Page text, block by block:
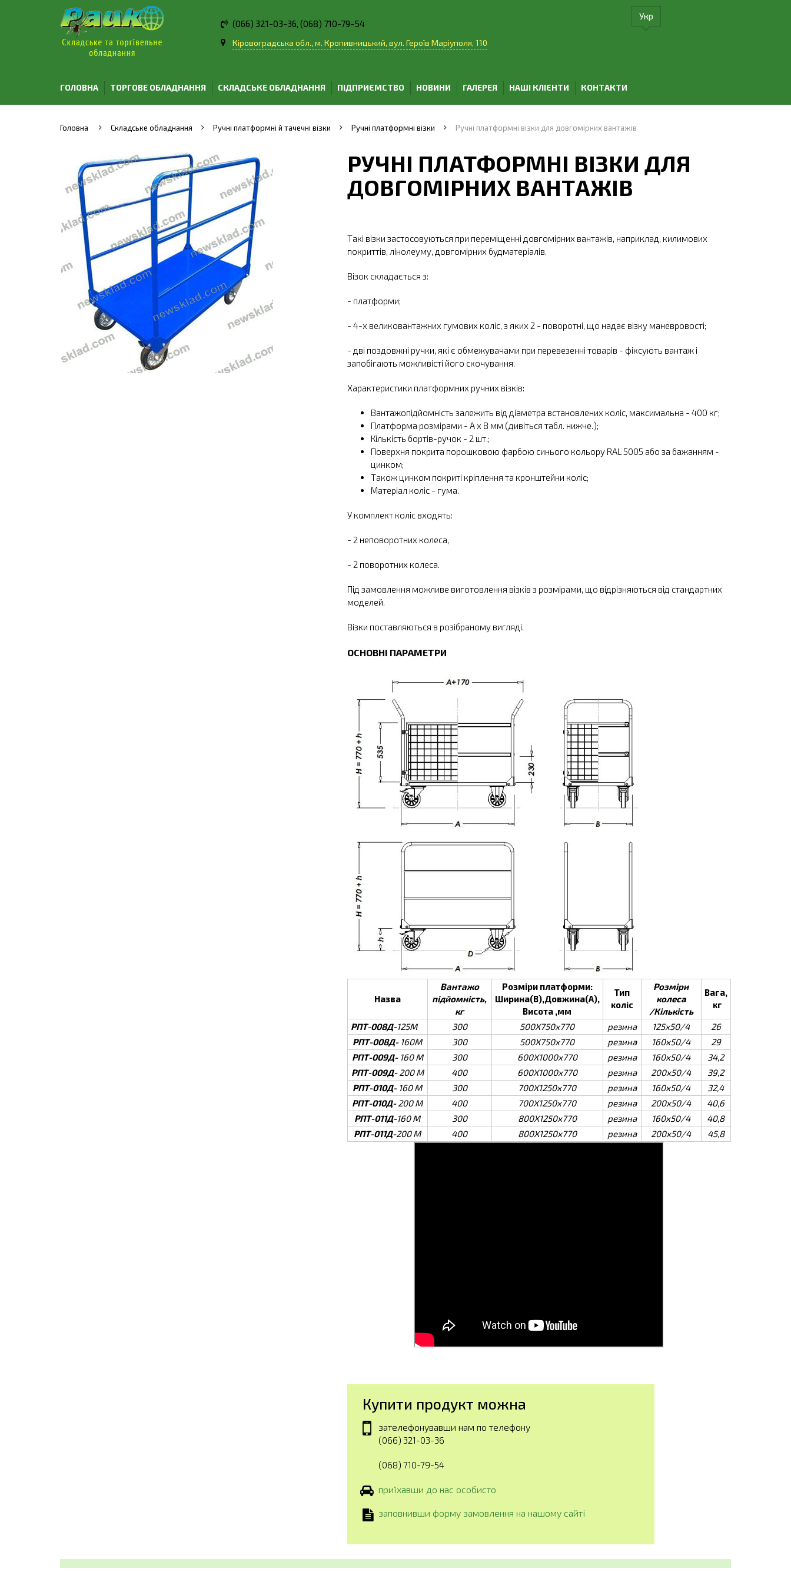
(066) 321-03-36, (068) 710-79-54
Кіровоградська обл., м. Кропивницький, вул. Героїв Маріуполя, 110
Укр
ГОЛОВНА ТОРГОВЕ ОБЛАДНАННЯ СКЛАДСЬКЕ ОБЛАДНАННЯ ПІДПРИЄМСТВО НОВИНИ ГАЛЕРЕЯ НАШІ КЛІЄНТИ КОНТАКТИ
Головна Складське обладнання Ручні платформні й тачечні візки Ручні платформні візки Ручні платформні візки для довгомірних вантажів
РУЧНІ ПЛАТФОРМНІ ВІЗКИ ДЛЯ
ДОВГОМІРНИХ ВАНТАЖІВ
Такі візки застосовуються при переміщенні довгомірних вантажів, наприклад, килимових
покриттів, лінолеуму, довгомірних будматеріалів.
Візок складається з:
- платформи;
- 4-х великовантажних гумових коліс, з яких 2 - поворотні, що надає візку маневровості;
- дві поздовжні ручки, які є обмежувачами при перевезенні товарів - фіксують вантаж і
запобігають можливісті його скочування.
Характеристики платформних ручних візків:
Вантажопідйомність залежить від діаметра встановлених коліс, максимальна - 400 кг;
Платформа розмірами - А х В мм (дивіться табл. нижче.);
Кількість бортів-ручок - 2 шт.;
Поверхня покрита порошковою фарбою синього кольору RAL 5005 або за бажанням -
цинком;
Також цинком покриті кріплення та кронштейни коліс;
Матеріал коліс - гума.
У комплект коліс входять:
- 2 неповоротних колеса,
- 2 поворотних колеса.
Під замовлення можливе виготовлення візків з розмірами, що відрізняються від стандартних
моделей.
Візки поставляються в розібраному вигляді.
ОСНОВНІ ПАРАМЕТРИ
Назва
Вантажо
підйомність,
кг
Розміри платформи:
Ширина(В),Довжина(А),
Висота ,мм
Тип
коліс
Розміри
колеса
/Кількість
Вага,
кг
РПТ-008Д-125М 300 500Х750х770 резина 125х50/4
26
РПТ-008Д-160М 300 500Х750х770 резина 160х50/4
29
РПТ-009Д-160 М 300 600Х1000х770 резина 160х50/4
34,2
РПТ-009Д-200 М 400 600Х1000х770 резина 200х50/4
39,2
РПТ-010Д-160 М 300 700Х1250х770 резина 160х50/4
32,4
РПТ-010Д-200 М 400 700Х1250х770 резина 200х50/4
40,6
РПТ-011Д-160 М 300 800Х1250х770 резина 160х50/4
40,8
РПТ-011Д-200 М 400 800Х1250х770 резина 200х50/4 45,8
Купити продукт можна
зателефонувавши нам по телефону
(066) 321-03-36
(068) 710-79-54
приїхавши до нас особисто
заповнивши форму замовлення на нашому сайті